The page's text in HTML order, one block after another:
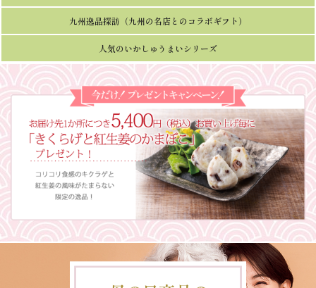
九州逸品探訪（九州の名店とのコラボギフト）
人気のいかしゅうまいシリーズ